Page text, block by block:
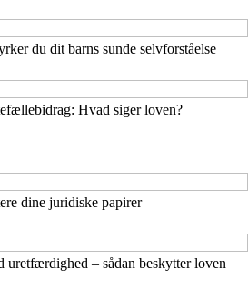
du dit barns sunde selvforståelse
Hvad siger loven?
dine juridiske papirer
uretfærdighed – sådan beskytter loven